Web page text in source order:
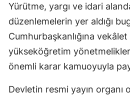
Yürütme, yargı ve idari
düzenlemelerin yer aldığı
Cumhurbaşkanlığına
yükseköğretim
önemli karar kamuoyuyla
Devletin resmi yayın organı